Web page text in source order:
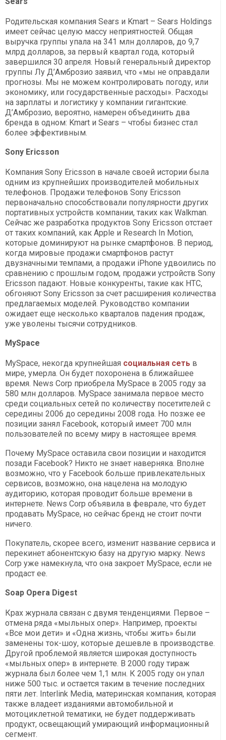
Родительская компания Sears и Kmart – Sears Holdings
имеет сейчас целую массу неприятностей. Общая
выручка группы упала на 341 млн долларов, до 9,7
млрд долларов, за первый квартал года, который
завершился 30 апреля. Новый генеральный директор
группы Лу Д’Амброзио заявил, что «мы не оправдали
прогнозы. Мы не можем контролировать погоду, или
экономику, или государственные расходы». Расходы
на зарплаты и логистику у компании гигантские.
Д’Амброзио, вероятно, намерен объединить два
бренда в одном: Kmart и Sears – чтобы бизнес стал
более эффективным.
Sony Ericsson
Компания Sony Ericsson в начале своей истории была
одним из крупнейших производителей мобильных
телефонов. Продажи телефонов Sony Ericsson
первоначально способствовали популярности других
портативных устройств компании, таких как Walkman.
Сейчас же разработка продуктов Sony Ericsson отстает
от таких компаний, как Apple и Research In Motion,
которые доминируют на рынке смартфонов. В период,
когда мировые продажи смартфонов растут
двузначными темпами, а продажи iPhone удвоились по
сравнению с прошлым годом, продажи устройств Sony
Ericsson падают. Новые конкуренты, такие как HTC,
обгоняют Sony Ericsson за счет расширения количества
предлагаемых моделей. Руководство компании
ожидает еще несколько кварталов падения продаж,
уже уволены тысячи сотрудников.
MySpace
MySpace, некогда крупнейшая социальная сеть в
мире, умерла. Он будет похоронена в ближайшее
время. News Corp приобрела MySpace в 2005 году за
580 млн долларов. MySpace занимала первое место
среди социальных сетей по количеству посетителей с
середины 2006 до середины 2008 года. Но позже ее
позиции занял Facebook, который имеет 700 млн
пользователей по всему миру в настоящее время.
Почему MySpace оставила свои позиции и находится
позади Facebook? Никто не знает наверняка. Вполне
возможно, что у Facebook больше привлекательных
сервисов, возможно, она нацелена на молодую
аудиторию, которая проводит больше времени в
интернете. News Corp объявила в феврале, что будет
продавать MySpace, но сейчас бренд не стоит почти
ничего.
Покупатель, скорее всего, изменит название сервиса и
перекинет абонентскую базу на другую марку. News
Corp уже намекнула, что она закроет MySpace, если не
продаст ее.
Soap Opera Digest
Крах журнала связан с двумя тенденциями. Первое –
отмена ряда «мыльных опер». Например, проекты
«Все мои дети» и «Одна жизнь, чтобы жить» были
заменены ток-шоу, которые дешевле в производстве.
Другой проблемой является широкая доступность
«мыльных опер» в интернете. В 2000 году тираж
журнала был более чем 1,1 млн. К 2005 году он упал
ниже 500 тыс. и остается таким в течение последних
пяти лет. Interlink Media, материнская компания, которая
также владеет изданиями автомобильной и
мотоциклетной тематики, не будет поддерживать
продукт, освещающий умирающий информационный
сегмент.